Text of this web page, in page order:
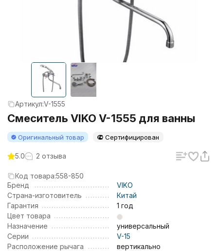
Артикул:V-1555
Смеситель VIKO V-1555 для ванны
Оригинальный товар Сертифицирован
5.0 2 отзыва
Код товара:558-850
Бренд
VIKO
Страна-изготовитель
Китай
Гарантия
1 год
Цвет товара
Назначение
универсальный
Серии
V-15
Расположение рычага
вертикально